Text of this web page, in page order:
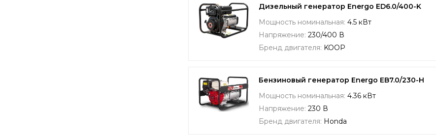
Дизельный генератор Energo ED6.0/400-K
Мощность номинальная: 4.5 кВт
Напряжение: 230/400 В
Бренд двигателя: KOOP
Бензиновый генератор Energo EB7.0/230-H
Мощность номинальная: 4.36 кВт
Напряжение: 230 В
Бренд двигателя: Honda